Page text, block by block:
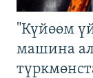
"Күйөөм
машина